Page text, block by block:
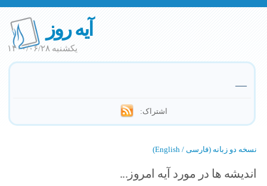
آیه روز
یکشنبه ۱۴۰۰/۰۶/۲۸
—
اشتراک:
نسخه دو زبانه (فارسی / English)
اندیشه ها در مورد آیه امروز...